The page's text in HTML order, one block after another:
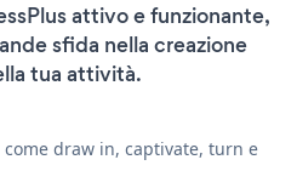
attivo e funzionante,
sfida nella creazione
tua attività.
draw in, captivate, turn e